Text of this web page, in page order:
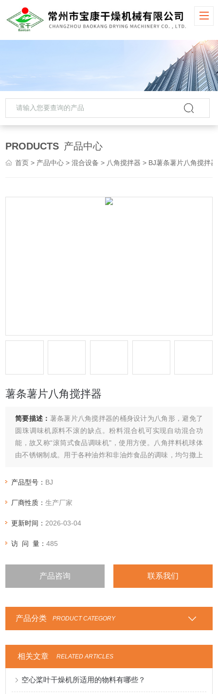
PRODUCTS 产品中心
首页 > 产品中心 >混合设备 > 八角搅拌器 > BJ薯条薯片八角搅拌器
薯条薯片八角搅拌器
简要描述： 薯条薯片八角搅拌器的桶身设计为八角形，避免了
圆珠调味机原料不滚的缺点。粉料混合机可实现自动混合功
能，故又称“滚筒式食品调味机"，使用方便。八角拌料机球体
由不锈钢制成。用于各种油炸和非油炸食品的调味，均匀撒上
减速电机，齿轮传动，使油炸食品不碎。自动搅拌，搅拌均
产品型号： BJ
厂商性质：生产厂家
更新时间： 2026-03-04
访 问 量：485
产品咨询 联系我们
产品分类 PRODUCT CATEGORY
相关文章 RELATED ARTICLES
空心桨叶干燥机所适用的物料有哪些？